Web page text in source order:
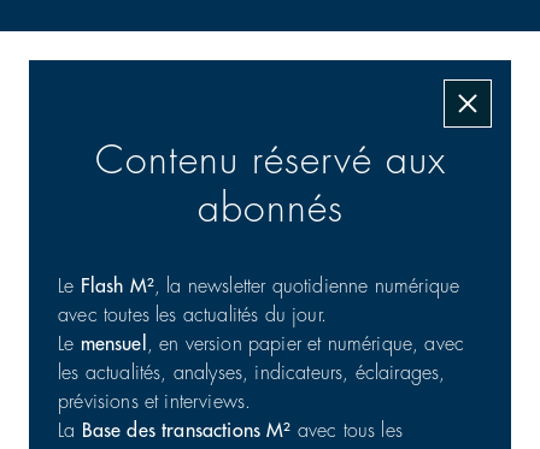
Contenu réservé aux
abonnés
Le Flash M², la newsletter quotidienne numérique
avec toutes les actualités du jour.
Le mensuel , en version papier et numérique, avec
les actualités, analyses, indicateurs, éclairages,
prévisions et interviews.
La Base des transactions M² avec tous les
Commerce : cession d'un portefeuille de 25 actifs en
France
Commerces | Investissement